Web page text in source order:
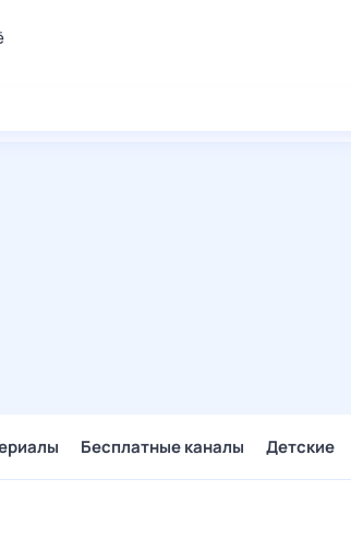
Бесплатные каналы Детские